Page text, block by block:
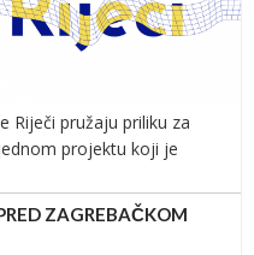
Riječi pružaju priliku za
projektu koji je
ZAGREBAČKOM